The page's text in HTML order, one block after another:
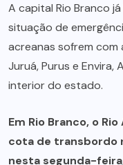
A capital Rio Branco
situação de
acreanas sofrem com
Juruá, Purus e Envira,
interior do estado.
Em Rio Branco, o
cota de transbordo
nesta segunda-